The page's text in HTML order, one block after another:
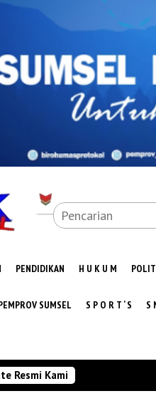
PENDIDIKAN H U K U M
SUMSEL S P O R T ‘ S S
Resmi Kami